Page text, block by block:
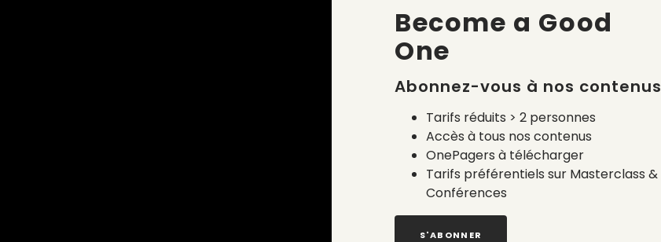
Become a Good
One
Abonnez-vous à nos contenus
Tarifs réduits > 2 personnes
Accès à tous nos contenus
OnePagers à télécharger
Tarifs préférentiels sur Masterclass &
Conférences
S'ABONNER